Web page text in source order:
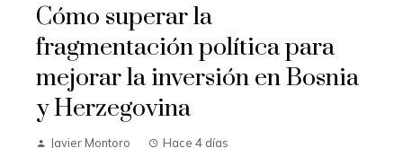
Cómo superar la
fragmentación política para
mejorar la inversión en Bosnia
y Herzegovina
Javier Montoro Hace 4 días